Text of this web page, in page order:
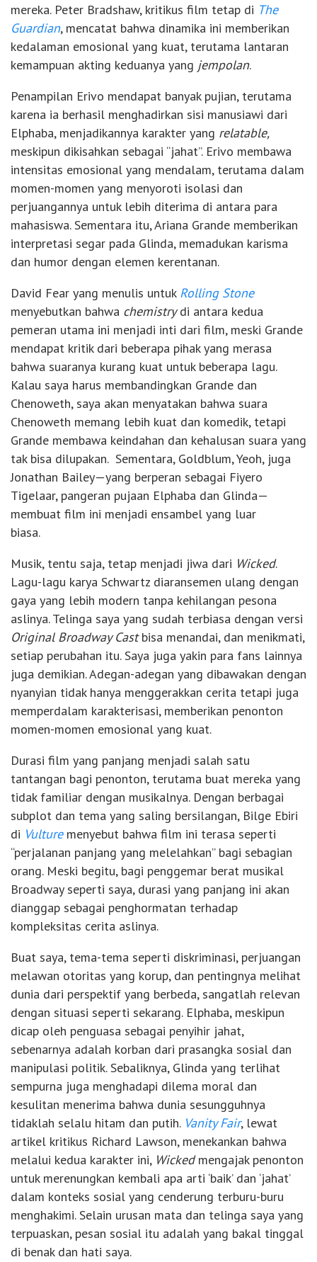
mereka. Peter Bradshaw, kritikus film tetap di The
Guardian, mencatat bahwa dinamika ini memberikan
kedalaman emosional yang kuat, terutama lantaran
kemampuan akting keduanya yang jempolan.
Penampilan Erivo mendapat banyak pujian, terutama
karena ia berhasil menghadirkan sisi manusiawi dari
Elphaba, menjadikannya karakter yang relatable,
meskipun dikisahkan sebagai “jahat”. Erivo membawa
intensitas emosional yang mendalam, terutama dalam
momen-momen yang menyoroti isolasi dan
perjuangannya untuk lebih diterima di antara para
mahasiswa. Sementara itu, Ariana Grande memberikan
interpretasi segar pada Glinda, memadukan karisma
dan humor dengan elemen kerentanan.
David Fear yang menulis untuk Rolling Stone
menyebutkan bahwa chemistrydi antara kedua
pemeran utama ini menjadi inti dari film, meski Grande
mendapat kritik dari beberapa pihak yang merasa
bahwa suaranya kurang kuat untuk beberapa lagu.
Kalau saya harus membandingkan Grande dan
Chenoweth, saya akan menyatakan bahwa suara
Chenoweth memang lebih kuat dan komedik, tetapi
Grande membawa keindahan dan kehalusan suara yang
tak bisa dilupakan. Sementara, Goldblum, Yeoh, juga
Jonathan Bailey—yang berperan sebagai Fiyero
Tigelaar, pangeran pujaan Elphaba dan Glinda—
membuat film ini menjadi ensambel yang luar
biasa.
Musik, tentu saja, tetap menjadi jiwa dari Wicked.
Lagu-lagu karya Schwartz diaransemen ulang dengan
gaya yang lebih modern tanpa kehilangan pesona
aslinya. Telinga saya yang sudah terbiasa dengan versi
Original Broadway Castbisa menandai, dan menikmati,
setiap perubahan itu. Saya juga yakin para fans lainnya
juga demikian. Adegan-adegan yang dibawakan dengan
nyanyian tidak hanya menggerakkan cerita tetapi juga
memperdalam karakterisasi, memberikan penonton
momen-momen emosional yang kuat.
Durasi film yang panjang menjadi salah satu
tantangan bagi penonton, terutama buat mereka yang
tidak familiar dengan musikalnya. Dengan berbagai
subplot dan tema yang saling bersilangan, Bilge Ebiri
di Vulturemenyebut bahwa film ini terasa seperti
“perjalanan panjang yang melelahkan” bagi sebagian
orang. Meski begitu, bagi penggemar berat musikal
Broadway seperti saya, durasi yang panjang ini akan
dianggap sebagai penghormatan terhadap
kompleksitas cerita aslinya.
Buat saya, tema-tema seperti diskriminasi, perjuangan
melawan otoritas yang korup, dan pentingnya melihat
dunia dari perspektif yang berbeda, sangatlah relevan
dengan situasi seperti sekarang. Elphaba, meskipun
dicap oleh penguasa sebagai penyihir jahat,
sebenarnya adalah korban dari prasangka sosial dan
manipulasi politik. Sebaliknya, Glinda yang terlihat
sempurna juga menghadapi dilema moral dan
kesulitan menerima bahwa dunia sesungguhnya
tidaklah selalu hitam dan putih. Vanity Fair, lewat
artikel kritikus Richard Lawson, menekankan bahwa
melalui kedua karakter ini, Wickedmengajak penonton
untuk merenungkan kembali apa arti ‘baik’ dan ‘jahat’
dalam konteks sosial yang cenderung terburu-buru
menghakimi. Selain urusan mata dan telinga saya yang
terpuaskan, pesan sosial itu adalah yang bakal tinggal
di benak dan hati saya.